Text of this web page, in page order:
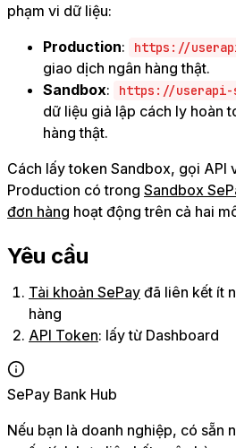
phạm vi dữ liệu:
Production: https://
giao dịch ngân hàng thật.
Sandbox: https://userapi-
dữ liệu giả lập cách ly hoàn
hàng thật.
Cách lấy token Sandbox, gọi API
Production có trong Sandbox
đơn hàng hoạt động trên cả hai
Yêu cầu
Tài khoản SePay đã liên kết ít
hàng
API Token: lấy từ Dashboard
SePay Bank Hub
Nếu bạn là doanh nghiệp, có sẵn